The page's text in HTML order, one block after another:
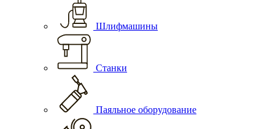
Шлифмашины
Станки
Паяльное оборудование